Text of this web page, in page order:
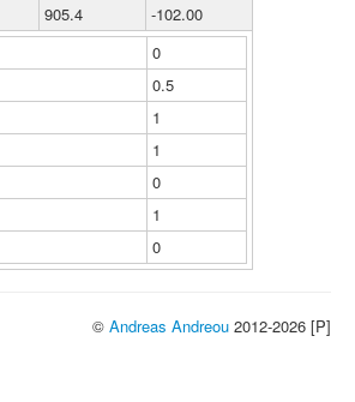
905.4
-102.00
0
0.5
1
1
0
1
0
© Andreas Andreou 2012-2026 [P]